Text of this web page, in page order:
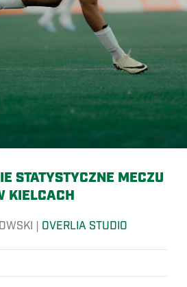
STATYSTYCZNE MECZU
KIELCACH
| OVERLIA STUDIO